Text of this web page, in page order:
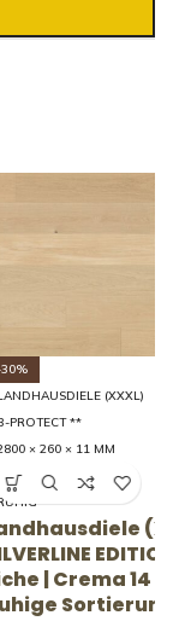
(XXXL)
11 MM
(XXXL)
EDITION
14